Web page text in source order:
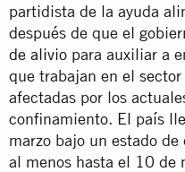
partidista de la ayuda
después de que el
de alivio para auxiliar a
que trabajan en el
afectadas por los
confinamiento. El país
marzo bajo un estado
al menos hasta el 10 de